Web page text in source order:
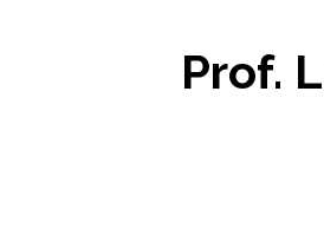
Prof.